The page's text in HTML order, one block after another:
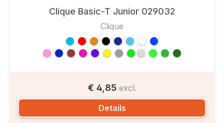
Clique Basic-T Junior 029032
Clique
€ 4,85 excl.
Details